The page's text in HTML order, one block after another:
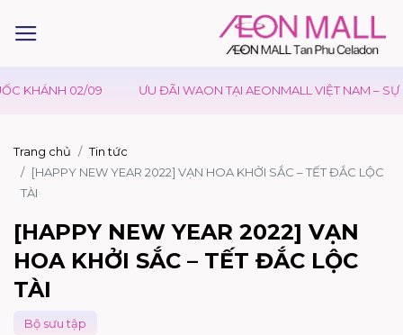
TẠI AEONMALL VIỆT NAM – SỰ KIỆN RA MẮT PHIM CONAN
Trang chủ
Tin tức
[HAPPY NEW YEAR 2022] VẠN HOA KHỞI SẮC – TẾT ĐẮC LỘC
TÀI
[HAPPY NEW YEAR 2022] VẠN
HOA KHỞI SẮC – TẾT ĐẮC LỘC
TÀI
Bộ sưu tập